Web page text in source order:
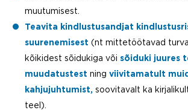
muutumisest.
Teavita kindlustusandjat
suurenemisest (nt mittetöötavad
kõikidest sõidukiga või sõiduki juures
muudatustest ning viivitamatult
kahjujuhtumist, soovitavalt ka
teel).